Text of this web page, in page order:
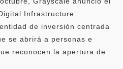
Infrastructure
de inversión centrada
se abrirá a personas e
reconocen la apertura de